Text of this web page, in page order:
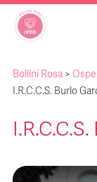
OSPEDALI
INIZIATIVE
NOTIZIE
Bollini Rosa >
I.R.C.C.S. Burlo